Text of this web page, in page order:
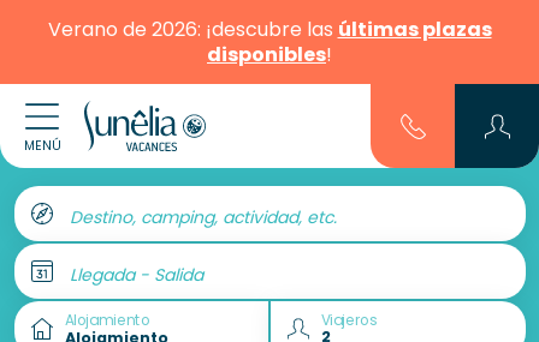
Verano de 2026: ¡descubre las últimas plazas
disponibles!
MENÚ
Destino, camping, actividad, etc.
Llegada - Salida
Alojamiento Viajeros